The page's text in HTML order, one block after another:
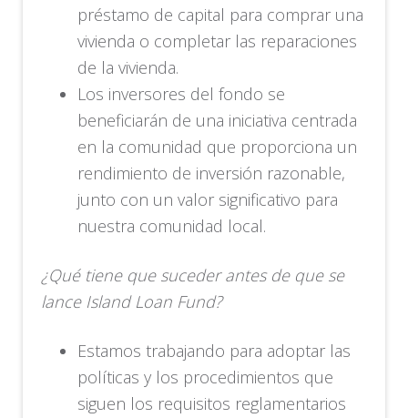
préstamo de capital para comprar una
vivienda o completar las reparaciones
de la vivienda.
Los inversores del fondo se
beneficiarán de una iniciativa centrada
en la comunidad que proporciona un
rendimiento de inversión razonable,
junto con un valor significativo para
nuestra comunidad local.
¿Qué tiene que suceder antes de que se
lance Island Loan Fund?
Estamos trabajando para adoptar las
políticas y los procedimientos que
siguen los requisitos reglamentarios